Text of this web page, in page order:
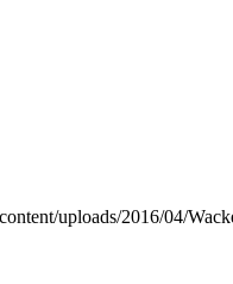
uploads/2016/04/